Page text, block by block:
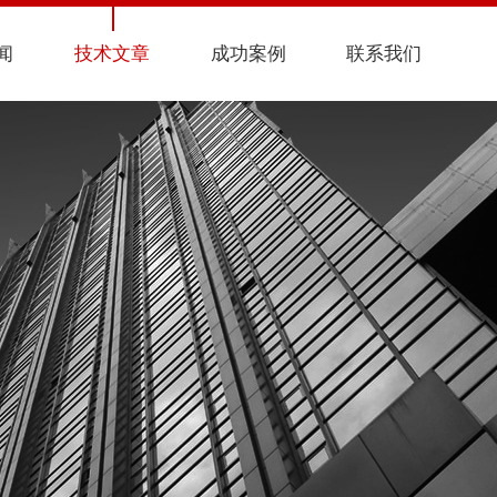
技术文章 成功案例 联系我们